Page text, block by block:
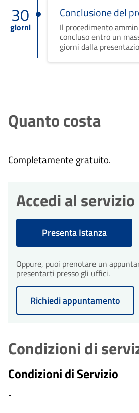
30
giorni
Conclusione del
Il procedimento
concluso entro un
giorni dalla
Quanto costa
Completamente gratuito.
Accedi al servizio
Presenta Istanza
Oppure, puoi prenotare un
presentarti presso gli uffici.
Richiedi appuntamento
Condizioni di
Condizioni di Servizio
-